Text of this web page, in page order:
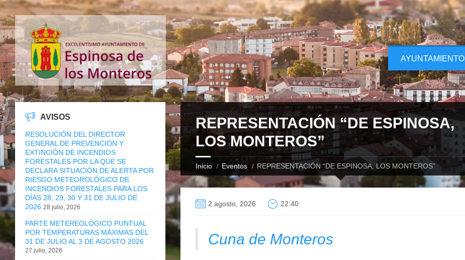
AYUNTAMIENTO
REPRESENTACIÓN “DE ESPINOSA,
LOS MONTEROS”
Inicio Eventos REPRESENTACIÓN “DE ESPINOSA, LOS MONTEROS”
2 agosto, 2026 22:40
Cuna de Monteros
AVISOS
RESOLUCIÓN DEL DIRECTOR
GENERAL DE PREVENCIÓN Y
EXTINCIÓN DE INCENDIOS
FORESTALES POR LA QUE SE
DECLARA SITUACIÓN DE ALERTA POR
RIESGO METEOROLÓGICO DE
INCENDIOS FORESTALES PARA LOS
DÍAS 28, 29, 30 Y 31 DE JULIO DE
2026 28 julio, 2026
PARTE METEREOLÓGICO PUNTUAL
POR TEMPERATURAS MÁXIMAS DEL
31 DE JULIO AL 3 DE AGOSTO 2026
27 julio, 2026